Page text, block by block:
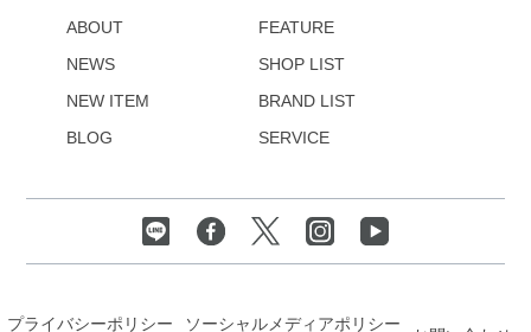
ABOUT
NEWS
NEW ITEM
BLOG
FEATURE
SHOP LIST
BRAND LIST
SERVICE
プライバシーポリシー ソーシャルメディアポリシー